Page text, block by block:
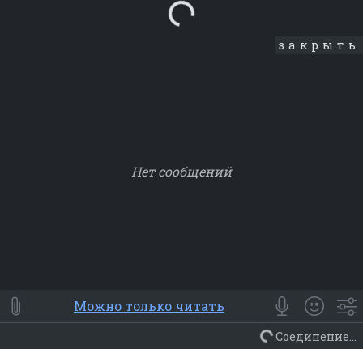
Loading... закрыть
Нет сообщений
⭐ Мои Smile
😀 Emoji
Смайлики
Люди Животные Еда Объекты
Можно только читать
Соединение...